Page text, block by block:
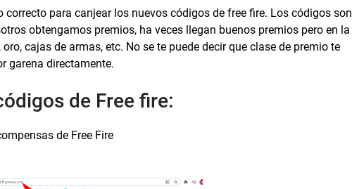
para canjear los nuevos códigos de free fire. Los códigos son
obtengamos premios, ha veces llegan buenos premios pero en la
cajas de armas, etc. No se te puede decir que clase de premio te
garena directamente.
de Free fire:
de Free Fire